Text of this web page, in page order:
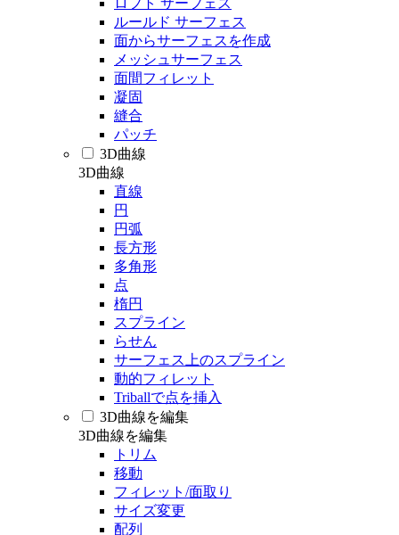
ロフト サーフェス
ルールド サーフェス
面からサーフェスを作成
メッシュサーフェス
面間フィレット
凝固
縫合
パッチ
3D曲線
3D曲線
直線
円
円弧
長方形
多角形
点
楕円
スプライン
らせん
サーフェス上のスプライン
動的フィレット
Triballで点を挿入
3D曲線を編集
3D曲線を編集
トリム
移動
フィレット/面取り
サイズ変更
配列